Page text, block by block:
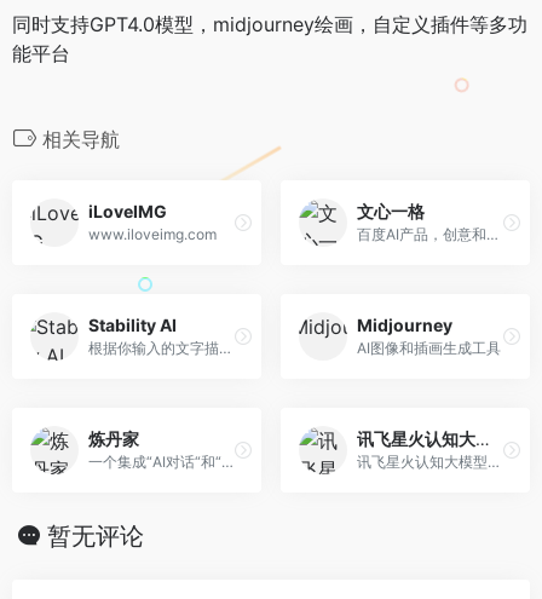
同时支持GPT4.0模型，midjourney绘画，自定义插件等多功
能平台
相关导航
iLoveIMG
www.iloveimg.com
文心一格
百度AI产品，创意和艺术辅助产品
Stability AI
根据你输入的文字描述，生成相应的图片
Midjourney
AI图像和插画生成工具
炼丹家
一个集成“AI对话“和“AI绘画”的人人智能垂直细分功能网站 能够简单高效生成高质量文本创作与绘制出各种各样的惊艳图片作品。
讯飞星火认知大模型
讯飞星火认知大模型在对话、百科知识、角色模拟、计算能力、语义理解、逻辑推理方面，已经达到GPT 3.5平齐的水准
暂无评论